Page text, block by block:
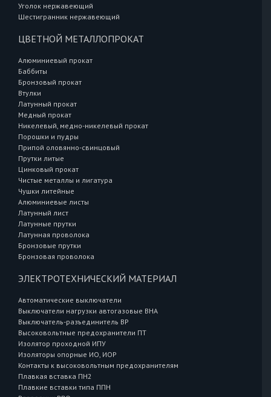
Уголок нержавеющий
Шестигранник нержавеющий
ЦВЕТНОЙ МЕТАЛЛОПРОКАТ
Алюминиевый прокат
Баббиты
Бронзовый прокат
Втулки
Латунный прокат
Медный прокат
Никелевый, медно-никелевый прокат
Порошки и пудры
Припой оловянно-свинцовый
Прутки литые
Цинковый прокат
Чистые металлы и лигатура
Чушки литейные
Алюминиевые листы
Латунный лист
Латунные прутки
Латунная проволока
Бронзовые прутки
Бронзовая проволока
ЭЛЕКТРОТЕХНИЧЕСКИЙ МАТЕРИАЛ
Автоматические выключатели
Выключатели нагрузки автогазовые ВНА
Выключатель-разъединитель ВР
Высоковольтные предохранители ПТ
Изолятор проходной ИПУ
Изоляторы опорные ИО, ИОР
Контакты к высоковольтным предохранителям
Плавкая вставка ПН2
Плавкие вставки типа ППН